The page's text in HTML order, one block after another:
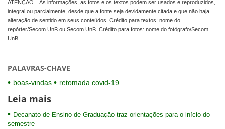
ATENÇÃO – As informações, as fotos e os textos podem ser usados e reproduzidos,
integral ou parcialmente, desde que a fonte seja devidamente citada e que não haja
alteração de sentido em seus conteúdos. Crédito para textos: nome do
repórter/Secom UnB ou Secom UnB. Crédito para fotos: nome do fotógrafo/Secom
UnB.
PALAVRAS-CHAVE
boas-vindas retomada covid-19
Leia mais
Decanato de Ensino de Graduação traz orientações para o início do
semestre